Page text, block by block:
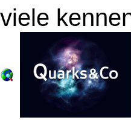
viele